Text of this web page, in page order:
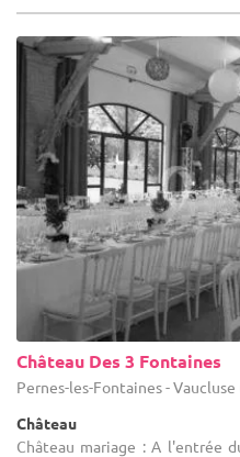
Château Des 3 Fontaines
Pernes-les-Fontaines - Vaucluse
Château
Château mariage : A l'entrée